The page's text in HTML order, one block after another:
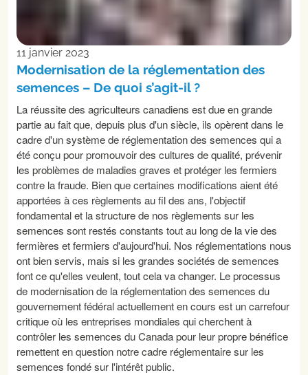
11 janvier 2023
Modernisation de la réglementation des
semences – De quoi s’agit-il ?
La réussite des agriculteurs canadiens est due en grande
partie au fait que, depuis plus d'un siècle, ils opèrent dans le
cadre d'un système de réglementation des semences qui a
été conçu pour promouvoir des cultures de qualité, prévenir
les problèmes de maladies graves et protéger les fermiers
contre la fraude. Bien que certaines modifications aient été
apportées à ces règlements au fil des ans, l'objectif
fondamental et la structure de nos règlements sur les
semences sont restés constants tout au long de la vie des
fermières et fermiers d'aujourd'hui. Nos réglementations nous
ont bien servis, mais si les grandes sociétés de semences
font ce qu'elles veulent, tout cela va changer. Le processus
de modernisation de la réglementation des semences du
gouvernement fédéral actuellement en cours est un carrefour
critique où les entreprises mondiales qui cherchent à
contrôler les semences du Canada pour leur propre bénéfice
remettent en question notre cadre réglementaire sur les
semences fondé sur l'intérêt public.